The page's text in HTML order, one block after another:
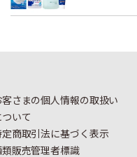
客さまの個人情報の取扱い
ついて
定商取引法に基づく表示
類販売管理者標識